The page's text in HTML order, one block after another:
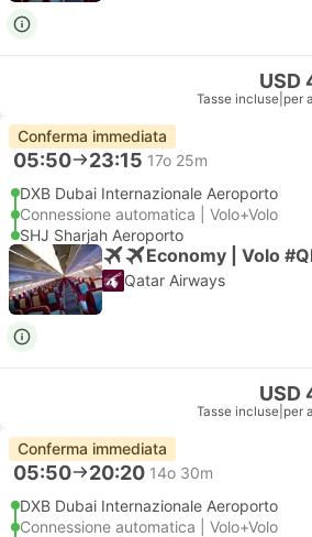
USD
Tasse incluse per
Conferma immediata
05:50 23:15 17o 25m
DXB Dubai Internazionale Aeroporto
Connessione automatica | Volo+Volo
SHJ Sharjah Aeroporto
Economy | Volo
Qatar Airways
USD
Tasse incluse per
Conferma immediata
05:50 20:20 14o 30m
DXB Dubai Internazionale Aeroporto
Connessione automatica | Volo+Volo